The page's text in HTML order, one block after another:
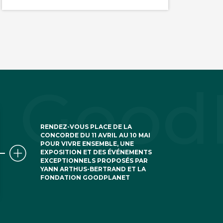
RENDEZ-VOUS PLACE DE LA
CONCORDE DU 11 AVRIL AU 10 MAI
POUR VIVRE ENSEMBLE, UNE
EXPOSITION ET DES ÉVÉNEMENTS
EXCEPTIONNELS PROPOSÉS PAR
YANN ARTHUS-BERTRAND ET LA
FONDATION GOODPLANET